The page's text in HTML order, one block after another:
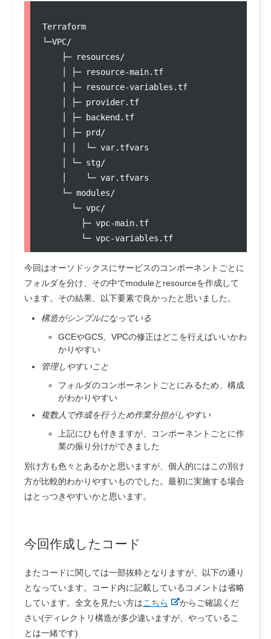
Terraform
└─VPC/
    ├─ resources/
    │ ├─ resource-main.tf
    │ ├─ resource-variables.tf
    │ ├─ provider.tf
    │ ├─ backend.tf
    │ ├─ prd/
    │ │  └─ var.tfvars
    │ └─ stg/
    │    └─ var.tfvars
    └─ modules/
      └─ vpc/
        ├─ vpc-main.tf
今回はオーソドックスにサービスのコンポーネントごとに
フォルダを分け、その中でmoduleとresourceを作成して
います。その結果、以下要素で良かったと思いました。
構造がシンプルになっている
GCEやGCS、VPCの修正はどこを行えばいいかわ
かりやすい
管理しやすいこと
フォルダのコンポーネントごとにみるため、構成
がわかりやすい
複数人で作成を行うため作業分担がしやすい
上記にひも付きますが、コンポーネントごとに作
業の振り分けができました
別け方も色々とあるかと思いますが、個人的にはこの別け
方が比較的わかりやすいものでした。最初に実施する場合
はとっつきやすいかと思います。
今回作成したコード
またコードに関しては一部抜粋となりますが、以下の通り
となっています。コード内に記載しているコメントは省略
しています。全文を見たい方はこちら
からご確認くだ
さい(ディレクトリ構造が多少違いますが、やっているこ
とは一緒です)